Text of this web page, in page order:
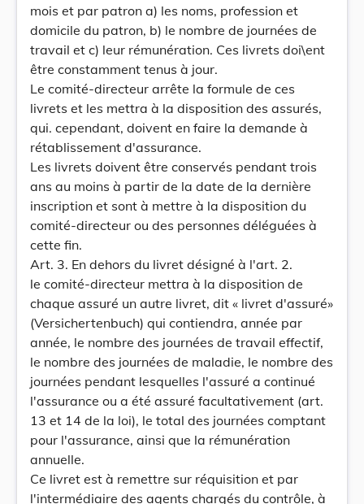
mois et par patron a) les noms, profession et
domicile du patron, b) le nombre de journées de
travail et c) leur rémunération. Ces livrets doi\ent
être constamment tenus à jour.
Le comité-directeur arrête la formule de ces
livrets et les mettra à la disposition des assurés,
qui. cependant, doivent en faire la demande à
rétablissement d'assurance.
Les livrets doivent être conservés pendant trois
ans au moins à partir de la date de la dernière
inscription et sont à mettre à la disposition du
comité-directeur ou des personnes déléguées à
cette fin.
Art. 3. En dehors du livret désigné à l'art. 2.
le comité-directeur mettra à la disposition de
chaque assuré un autre livret, dit « livret d'assuré»
(Versichertenbuch) qui contiendra, année par
année, le nombre des journées de travail effectif,
le nombre des journées de maladie, le nombre des
journées pendant lesquelles l'assuré a continué
l'assurance ou a été assuré facultativement (art.
13 et 14 de la loi), le total des journées comptant
pour l'assurance, ainsi que la rémunération
annuelle.
Ce livret est à remettre sur réquisition et par
l'intermédiaire des agents chargés du contrôle, à